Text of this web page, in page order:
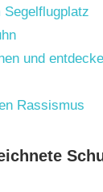
Segelflugplatz
und
Rassismus